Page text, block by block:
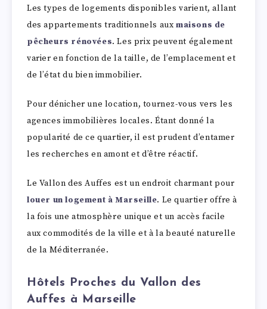
Les types de logements disponibles varient, allant
des appartements traditionnels auxmaisons de
pêcheurs rénovées. Les prix peuvent également
varier en fonction de la taille, de l’emplacement et
de l’état du bien immobilier.
Pour dénicher une location, tournez-vous vers les
agences immobilières locales. Étant donné la
popularité de ce quartier, il est prudent d’entamer
les recherches en amont et d’être réactif.
Le Vallon des Auffes est un endroit charmant pour
louer un logement à Marseille. Le quartier offre à
la fois une atmosphère unique et un accès facile
aux commodités de la ville et à la beauté naturelle
de la Méditerranée.
Hôtels Proches du Vallon des
Auffes à Marseille